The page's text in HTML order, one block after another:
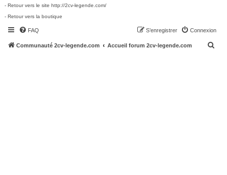
- Retour vers le site http://2cv-legende.com/
- Retour vers la boutique
FAQ Connexion
S’enregistrer
Communauté 2cv-legende.com Accueil forum 2cv-legende.com